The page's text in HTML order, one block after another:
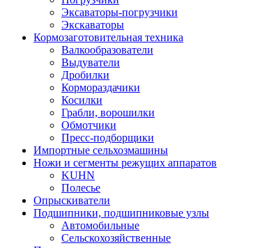
Эксаваторы-погрузчики
Экскаваторы
Кормозаготовительная техника
Валкообразователи
Выдуватели
Дробилки
Кормораздачики
Косилки
Грабли, ворошилки
Обмотчики
Пресс-подборщики
Импортные сельхозмашины
Ножи и сегменты режущих аппаратов
KUHN
Полесье
Опрыскиватели
Подшипники, подшипниковые узлы
Автомобильные
Сельскохозяйственные